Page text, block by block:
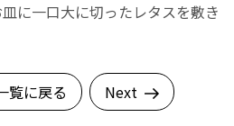
に一口大に切ったレタスを敷き
覧に戻る Next